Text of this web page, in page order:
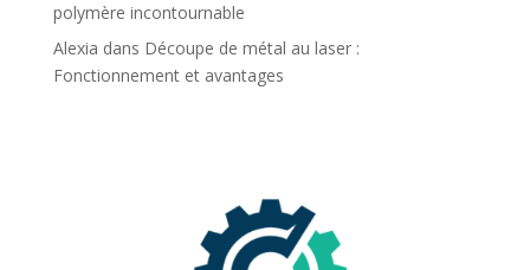
polymère incontournable
Alexia dans Découpe de métal au laser :
Fonctionnement et avantages